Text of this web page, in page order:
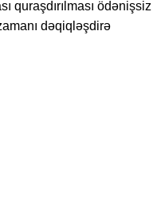
quraşdırılması ödənişsiz
dəqiqləşdirə